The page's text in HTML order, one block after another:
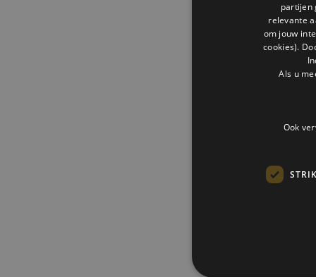
partijen
relevante
om jouw
cookies).
Als u
Ook